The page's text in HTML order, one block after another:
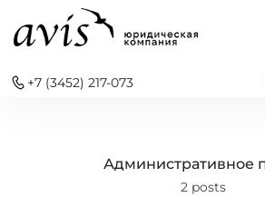
+7 (3452) 217-073
Административное
2 posts